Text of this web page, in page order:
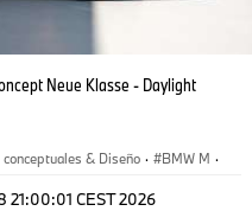
Neue Klasse - Daylight
conceptuales & Diseño · BMW M ·
21:00:01 CEST 2026